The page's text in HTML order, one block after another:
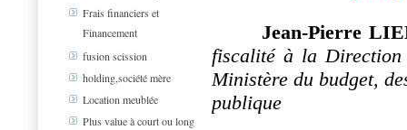
Frais financiers et
Financement
fusion scission
holding,société mère
Location meublée
Plus value à court ou long
Jean-Pierre
fiscalité à la Direction
Ministère du budget,
publique